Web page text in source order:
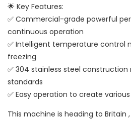
🌟 Key Features:
✅ Commercial-grade powerful
continuous operation
✅ Intelligent temperature control
freezing
✅ 304 stainless steel
standards
✅ Easy operation to create
This machine is heading to Britain